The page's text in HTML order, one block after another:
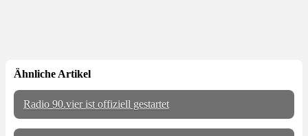
Ähnliche Artikel
Radio 90.vier ist offiziell gestartet